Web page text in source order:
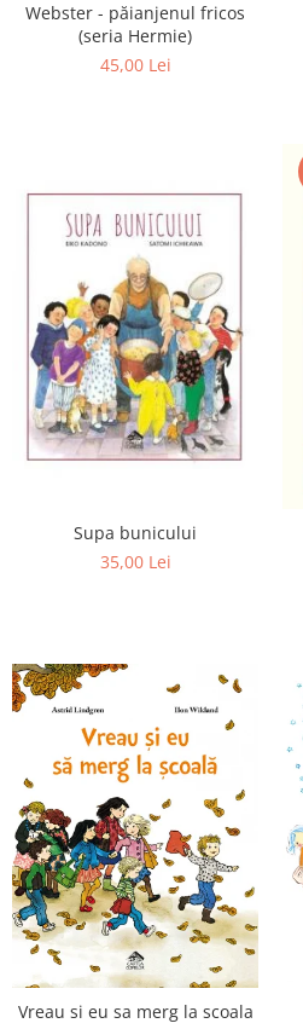
Webster - păianjenul fricos
(seria Hermie)
45,00 Lei
Supa bunicului
35,00 Lei
Vreau si eu sa merg la scoala